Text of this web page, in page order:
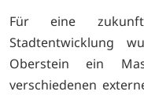
Für eine
Stadtentwicklung
Oberstein ein
verschiedenen